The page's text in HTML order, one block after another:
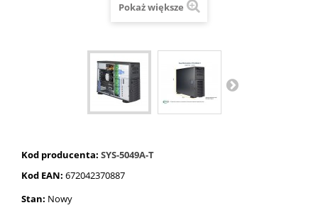
Pokaż większe
Kod producenta: SYS-5049A-T
Kod EAN: 672042370887
Stan: Nowy